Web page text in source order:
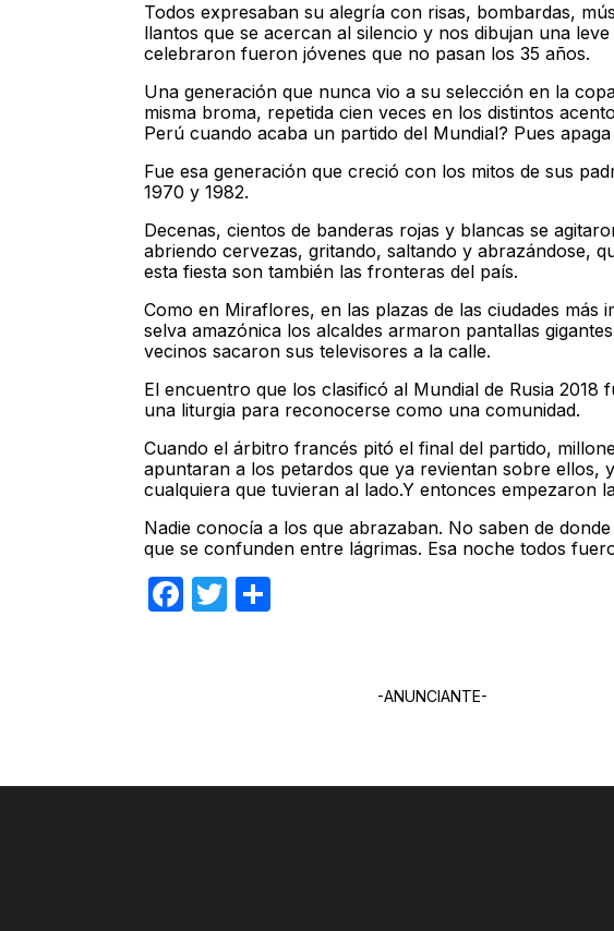
Todos expresaban su alegría con risas, bombardas,
llantos que se acercan al silencio y nos dibujan una
celebraron fueron jóvenes que no pasan los 35 años.
Una generación que nunca vio a su selección en la
misma broma, repetida cien veces en los distintos
Perú cuando acaba un partido del Mundial? Pues
Fue esa generación que creció con los mitos de sus
1970 y 1982.
Decenas, cientos de banderas rojas y blancas se
abriendo cervezas, gritando, saltando y abrazándose,
esta fiesta son también las fronteras del país.
Como en Miraflores, en las plazas de las ciudades más
selva amazónica los alcaldes armaron pantallas
vecinos sacaron sus televisores a la calle.
El encuentro que los clasificó al Mundial de Rusia
una liturgia para reconocerse como una comunidad.
Cuando el árbitro francés pitó el final del partido,
apuntaran a los petardos que ya revientan sobre ellos,
cualquiera que tuvieran al lado.Y entonces empezaron
Nadie conocía a los que abrazaban. No saben de
que se confunden entre lágrimas. Esa noche todos
Facebook
Twitter
-ANUNCIANTE-